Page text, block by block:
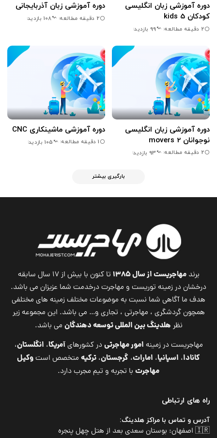
دوره آموزشی زبان انگلیسی
کودکان kids 5
2 دقیقه مطالعه 99 بازدید
دوره آموزشی زبان آذربایجانی
2 دقیقه مطالعه 108 بازدید
دوره آموزشی زبان انگلیسی
نوجوانان movers 2
2 دقیقه مطالعه 93 بازدید
دوره آموزشی ماشینکاری CNC
1 دقیقه مطالعه 105 بازدید
بارگیری بیشتر
برندمهاجریست از سال ۱۳۸۵
تا کنون با بیش از ۱۷ سال سابقه
درخشان در زمینه توریست و مهاجرت درخدمت شما عزیزان می باشد.
هدف ما آگاهی شما نسبت به موضوعات مختلف زمینه های مختلفی
همچون گردشگری ، مهاجرتی ، تجاری و… می باشد. این مجموعه زیر
نظر هلدینگ بین المللی توسعه دهندگان می باشد.
مهاجریست در زمینه امور مهاجرتیدر کشورهایآمریکا، انگلستان،
کانادا، اسپانیا، امارات، گرجستان، ترکیه متخصص استوکیل
مهاجرت با تجربه و تیم مجرب دارد.
راه های ارتباطی
آدرس و تماس با مراکز هلدینگ:
🇮🇷 اصفهان: بوستان سعدی بعد از هتل چهل پنجره